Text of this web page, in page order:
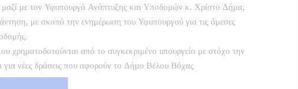
με τον Υφυπουργό Ανάπτυξης και Υποδομών κ. Χρίστο Δήμα,
με σκοπό την ενημέρωση του Υφυπουργού για τις άμεσες
χρηματοδοτούνται από το συγκεκριμένο υπουργείο με στόχο την
νέες δράσεις που αφορούν το Δήμο Βέλου Βόχας